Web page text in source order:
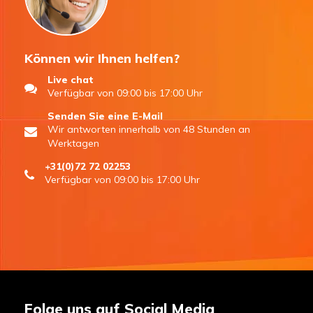
Können wir Ihnen helfen?
Live chat
Verfügbar von 09:00 bis 17:00 Uhr
Senden Sie eine E-Mail
Wir antworten innerhalb von 48 Stunden an
Werktagen
+31(0)72 72 02253
Verfügbar von 09:00 bis 17:00 Uhr
Folge uns auf Social Media